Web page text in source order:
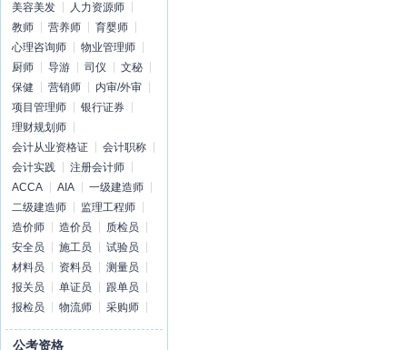
美容美发
人力资源师
教师
营养师
育婴师
心理咨询师
物业管理师
厨师
导游 司仪
文秘
保健
营销师
内审/外审
项目管理师
银行证券
理财规划师
会计从业资格证
会计职称
会计实践
注册会计师
ACCA
AIA
一级建造师
二级建造师
监理工程师
造价师
造价员
质检员
安全员
施工员
试验员
材料员
资料员
测量员
报关员
单证员
跟单员
报检员
物流师 采购师
公考资格